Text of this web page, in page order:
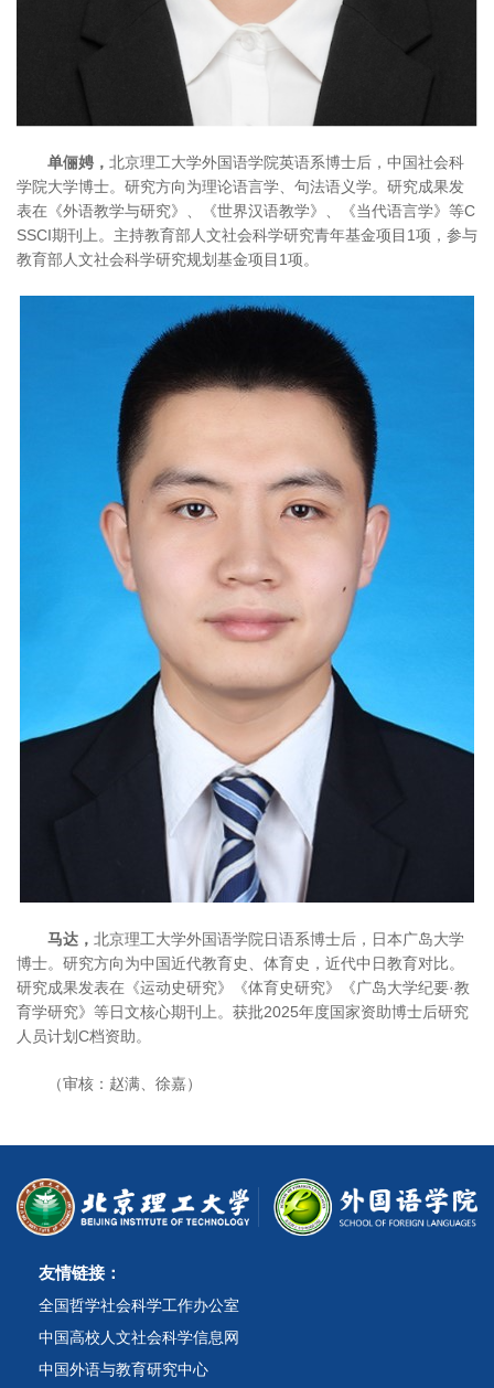
单俪娉， 北京理工大学外国语学院英语系博士后，中国社会科
学院大学博士。研究方向为理论语言学、句法语义学。研究成果发
表在《外语教学与研究》、《世界汉语教学》、《当代语言学》等C
SSCI期刊上。主持教育部人文社会科学研究青年基金项目1项，参与
教育部人文社会科学研究规划基金项目1项。
马达， 北京理工大学外国语学院日语系博士后，日本广岛大学
博士。研究方向为中国近代教育史、体育史，近代中日教育对比。
研究成果发表在《运动史研究》《体育史研究》《广岛大学纪要·教
育学研究》等日文核心期刊上。获批2025年度国家资助博士后研究
人员计划C档资助。
（审核：赵满、徐嘉）
友情链接：
全国哲学社会科学工作办公室
中国高校人文社会科学信息网
中国外语与教育研究中心